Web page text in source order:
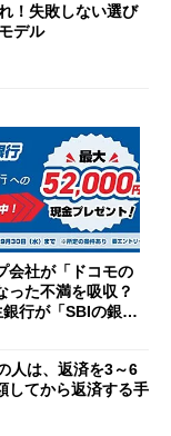
！失敗しない選び
デル
会社が「ドコモの
った不満を吸収？
行が「SBIの銀
人は、返済を3～6
してから返済する手